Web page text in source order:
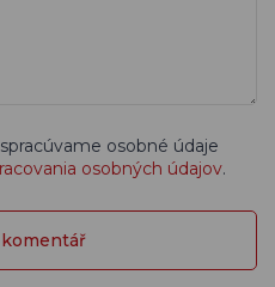
osobné údaje
osobných údajov.